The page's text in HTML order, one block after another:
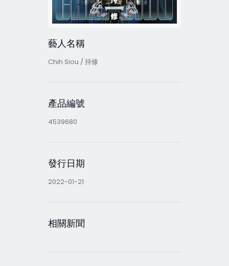
藝人名稱
Chih Siou / 持修
產品編號
4539680
發行日期
2022-01-21
相關新聞